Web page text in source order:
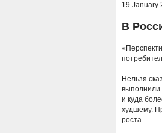
19 January
В
Нельзя
выполнили
и куда
худшему.
роста.